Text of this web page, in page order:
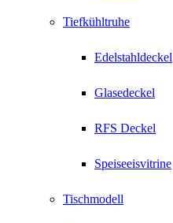
Tiefkühltruhe
Edelstahldeckel
Glasedeckel
RFS Deckel
Speiseeisvitrine
Tischmodell